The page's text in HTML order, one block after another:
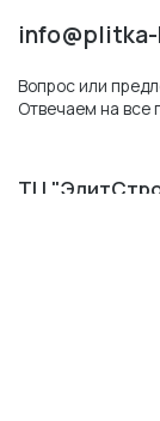
Вопрос или
Отвечаем на все
ТЦ